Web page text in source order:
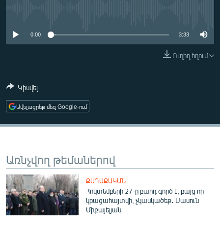
ՄԻՋԱԶԳԱՅԻՆ
ՄԵԿՆԱԲԱՆՈՒԹՅՈՒՆ
ՏՏ ԵՒ ԻՆՏԵՐՆԵՏ
ՏԵՍԱՆՅՈՒԹԵՐ
ԲԱՆԱՎԵՃ
ՁԳՏԵԼՈՎ ԼԱՎԱԳՈՒՅՆԻՆ
0:00 3:33
Ուղիղ հղում
Կիսվել
Ավելացրեք մեզ Google-ում
Առնչվող թեմաներով
ՔԱՂԱՔԱԿԱՆ
Հոկտեմբերի 27-ը բարդ գործ է, բայց որ
կբացահայտվի, չկասկածեք․ Սասուն
Միքայելյան